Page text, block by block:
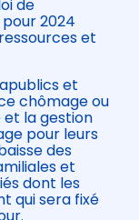
de
2024
et
et
chômage ou
la gestion
pour leurs
des
et
dont les
qui sera fixé